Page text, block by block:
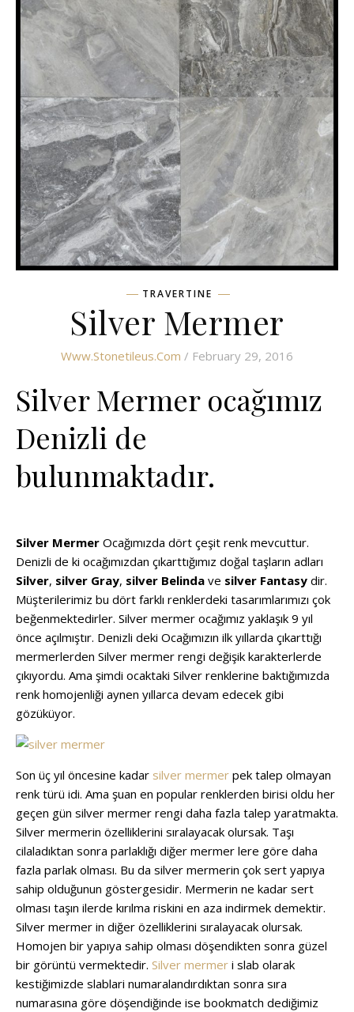
TRAVERTINE
Silver Mermer
Www.stonetileus.com / February 29, 2016
Silver Mermer ocağımız
Denizli de
bulunmaktadır.
Silver Mermer Ocağımızda dört çeşit renk mevcuttur.
Denizli de ki ocağımızdan çıkarttığımız doğal taşların adları
Silver, silver Gray, silver Belinda ve silver Fantasy dir.
Müşterilerimiz bu dört farklı renklerdeki tasarımlarımızı çok
beğenmektedirler. Silver mermer ocağımız yaklaşık 9 yıl
önce açılmıştır. Denizli deki Ocağımızın ilk yıllarda çıkarttığı
mermerlerden Silver mermer rengi değişik karakterlerde
çıkıyordu. Ama şimdi ocaktaki Silver renklerine baktığımızda
renk homojenliği aynen yıllarca devam edecek gibi
gözüküyor.
Son üç yıl öncesine kadar silver mermer pek talep olmayan
renk türü idi. Ama şuan en popular renklerden birisi oldu her
geçen gün silver mermer rengi daha fazla talep yaratmakta.
Silver mermerin özelliklerini sıralayacak olursak. Taşı
cilaladıktan sonra parlaklığı diğer mermer lere göre daha
fazla parlak olması. Bu da silver mermerin çok sert yapıya
sahip olduğunun göstergesidir. Mermerin ne kadar sert
olması taşın ilerde kırılma riskini en aza indirmek demektir.
Silver mermer in diğer özelliklerini sıralayacak olursak.
Homojen bir yapıya sahip olması döşendikten sonra güzel
bir görüntü vermektedir. Silver mermer i slab olarak
kestiğimizde slablari numaralandırdıktan sonra sıra
numarasına göre döşendiğinde ise bookmatch dediğimiz